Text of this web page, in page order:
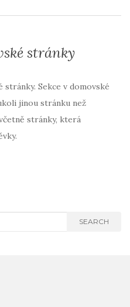
stránky
Sekce v domovské
jinou stránku než
stránky, která
SEARCH